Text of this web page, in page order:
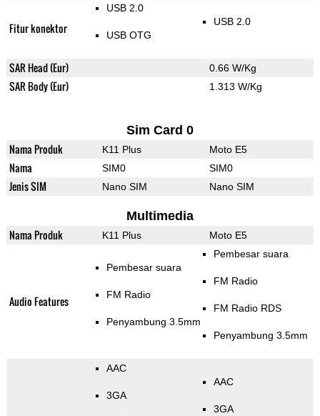
Fitur konektor
USB 2.0
USB OTG
USB 2.0
SAR Head (Eur) 0.66 W/Kg
SAR Body (Eur) 1.313 W/Kg
Sim Card 0
Nama Produk K11 Plus Moto E5
Nama SIM0 SIM0
Jenis SIM Nano SIM Nano SIM
Multimedia
Nama Produk K11 Plus Moto E5
Audio Features
Pembesar suara
FM Radio
Penyambung 3.5mm
Pembesar suara
FM Radio
FM Radio RDS
Penyambung 3.5mm
AAC
3GA
AAC
3GA